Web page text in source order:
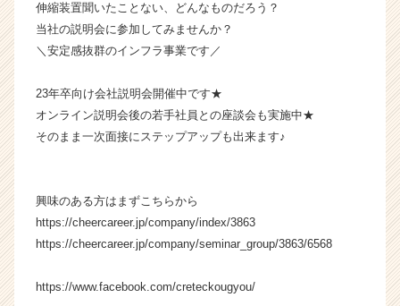
の
タ
イ
ラ
ン】
|
チ
ャ
ー・
企
伸縮装置聞いたことない、どんなものだろう？
当社の説明会に参加してみませんか？
＼安定感抜群のインフラ事業です／
23年卒向け会社説明会開催中です★
オンライン説明会後の若手社員との座談会も実施中★
そのまま一次面接にステップアップも出来ます♪
興味のある方はまずこちらから
https://cheercareer.jp/company/index/3863
https://cheercareer.jp/company/seminar_group/3863/6568
https://www.facebook.com/creteckougyou/